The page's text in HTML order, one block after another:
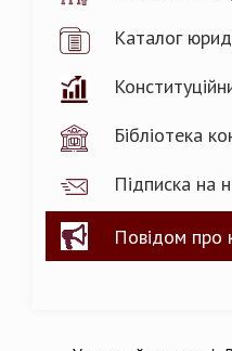
Каталог
Бібліотека
Підписка на
Повідом про